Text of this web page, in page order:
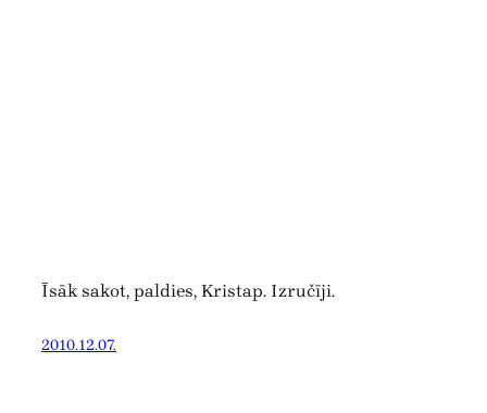
Īsāk sakot, paldies, Kristap. Izručīji.
2010.12.07.